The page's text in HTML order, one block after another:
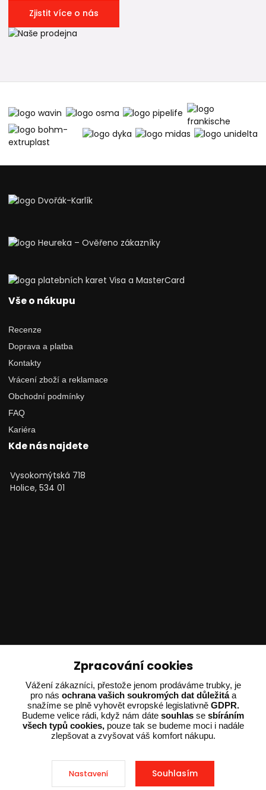
Zjistit více o nás
Vše o nákupu
Recenze
Doprava a platba
Kontakty
Vrácení zboží a reklamace
Obchodní podmínky
FAQ
Kariéra
Kde nás najdete
Vysokomýtská 718
Holice, 534 01
Ing. Adam Dvořák
+420 602 234 254
(Po-Pá 8:00 - 15:00)
potrebujiporadit@dvorak-karlik.cz
Zpracování cookies
Vážení zákazníci, přestože jenom prodáváme trubky, je
pro nás ochrana vašich soukromých dat důležitáa
snažíme se plně vyhovět evropské legislativně GDPR.
Budeme velice rádi, když nám dáte souhlas se sbíráním
všech typů cookies,pouze tak se budeme moci i nadále
zlepšovat a zvyšovat váš komfort nákupu.
Nastavení Souhlasím